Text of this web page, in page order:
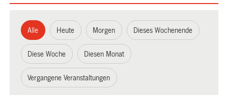
Alle Heute Morgen Dieses Wochenende
Diese Woche Diesen Monat
Vergangene Veranstaltungen